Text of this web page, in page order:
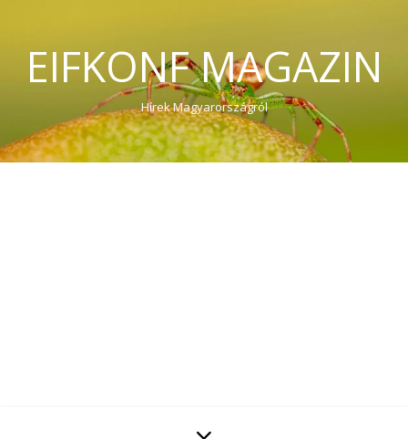
EIFKONF MAGAZIN
Hírek Magyarországról